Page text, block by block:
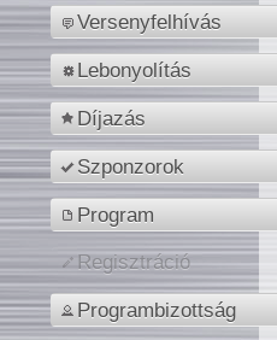
Versenyfelhívás
Lebonyolítás
Díjazás
Szponzorok
Program
Regisztráció
Programbizottság